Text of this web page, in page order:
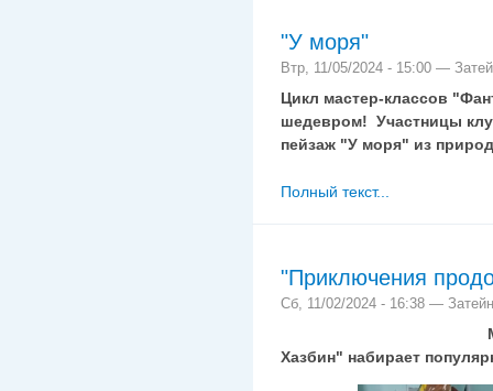
"У моря"
Втр, 11/05/2024 - 15:00 —
Цикл мастер-классов
шедевром! Участницы
пейзаж "У моря" из
Полный текст...
"Приключения
Сб, 11/02/2024 - 16:38 —
Хазбин" набирает